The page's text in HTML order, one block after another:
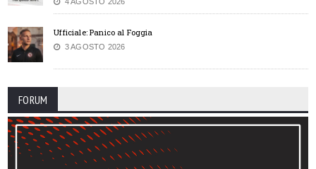
Ufficiale: Panico al Foggia
3 AGOSTO 2026
FORUM